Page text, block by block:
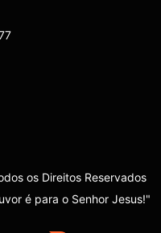
os Direitos Reservados
é para o Senhor Jesus!"